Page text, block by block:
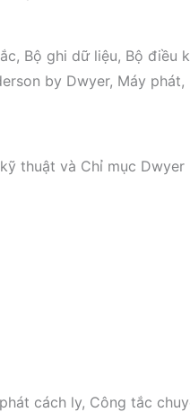
Bộ ghi dữ liệu, Bộ
by Dwyer, Máy
thuật và Chỉ mục Dwyer
cách ly, Công tắc